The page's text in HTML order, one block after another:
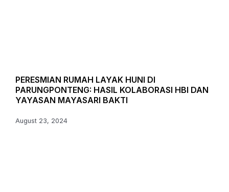
PERESMIAN RUMAH LAYAK HUNI DI
PARUNGPONTENG: HASIL KOLABORASI HBI DAN
YAYASAN MAYASARI BAKTI
August 23, 2024